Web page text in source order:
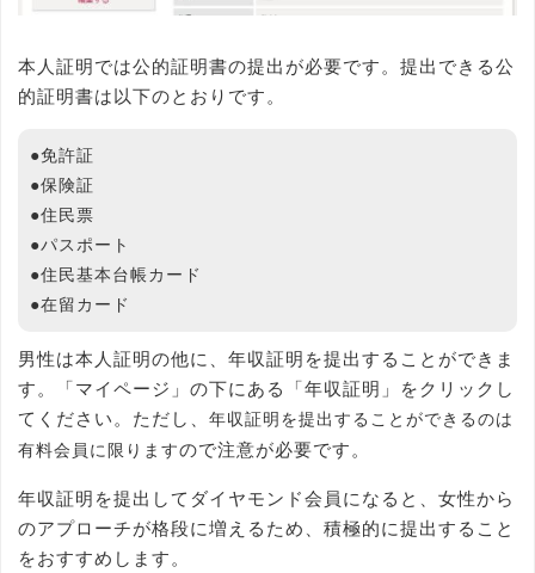
本人証明では公的証明書の提出が必要です。提出できる公
的証明書は以下のとおりです。
●免許証
●保険証
●住民票
●パスポート
●住民基本台帳カード
●在留カード
男性は本人証明の他に、年収証明を提出することができま
す。「マイページ」の下にある「年収証明」をクリックし
てください。ただし、 年収証明を提出することができるのは
有料会員に限りますので注意が必要です。
年収証明を提出してダイヤモンド会員になると、女性から
のアプローチが格段に増えるため、積極的に提出すること
をおすすめします。